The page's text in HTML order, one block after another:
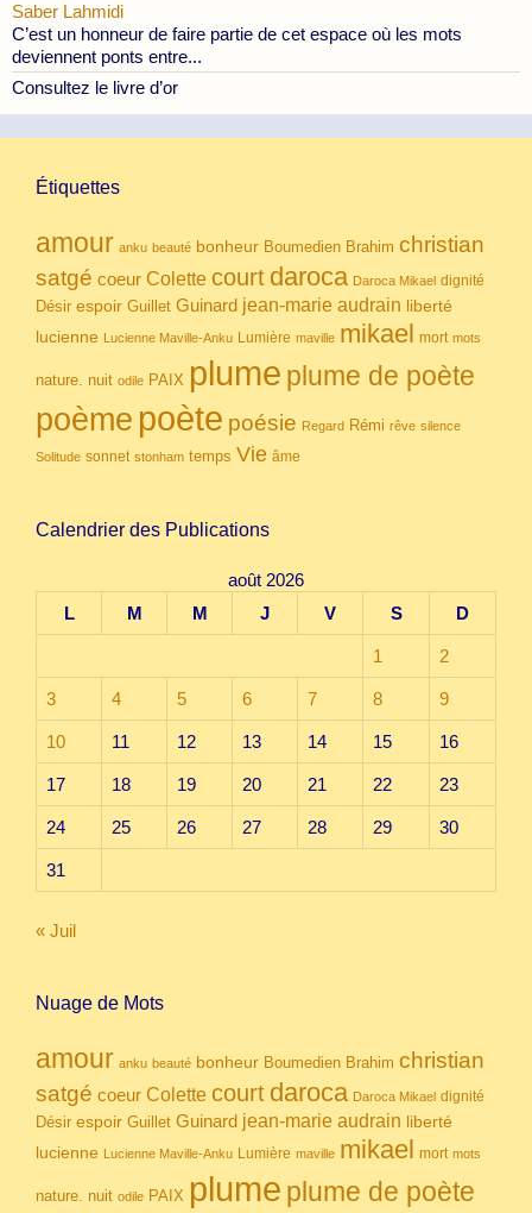
Saber Lahmidi
C’est un honneur de faire partie de cet espace où les mots
deviennent ponts entre...
Consultez le livre d’or
Étiquettes
amour anku beauté bonheur Boumedien Brahim christian
satgé coeur Colette court daroca Daroca Mikael dignité
Désir espoir Guillet Guinard jean-marie audrain liberté
lucienne Lucienne Maville-Anku Lumière maville mikael mort mots
nature. nuit odile PAIX plume plume de poète
poème poète poésie Regard Rémi rêve silence
Solitude sonnet stonham temps Vie âme
Calendrier des Publications
août 2026
L
M M J V S D
1 2
3 4 5 6 7 8 9
10 11 12 13 14 15 16
17 18 19 20 21 22 23
24 25 26 27 28 29 30
31
« Juil
Nuage de Mots
amour anku beauté bonheur Boumedien Brahim christian
satgé coeur Colette court daroca Daroca Mikael dignité
Désir espoir Guillet Guinard jean-marie audrain liberté
lucienne Lucienne Maville-Anku Lumière maville mikael mort mots
nature. nuit odile PAIX plume plume de poète